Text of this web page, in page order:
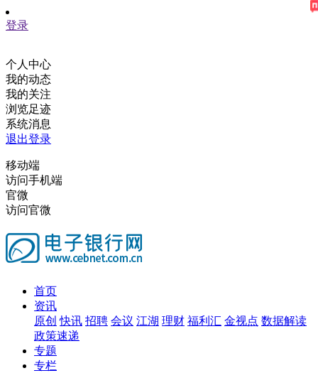
登录
个人中心
我的动态
我的关注
浏览足迹
系统消息
退出登录
移动端
访问手机端
官微
访问官微
首页
资讯
原创 快讯 招聘 会议 江湖 理财 福利汇 金视点 数据解读
政策速递
专题
专栏